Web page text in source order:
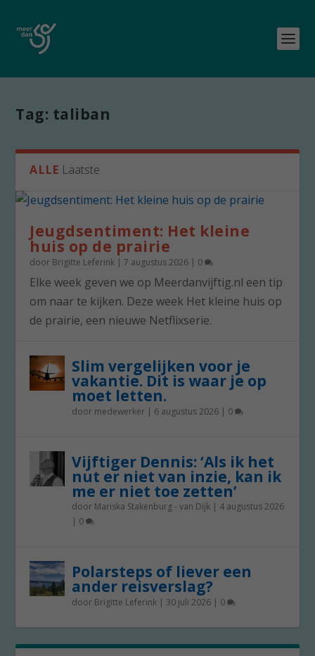
Tag: taliban
ALLE Laatste
Jeugdsentiment: Het kleine
huis op de prairie
door Brigitte Leferink |7 augustus 2026 | 0
Elke week geven we op Meerdanvijftig.nl een tip
om naar te kijken. Deze week Het kleine huis op
de prairie, een nieuwe Netflixserie.
Slim vergelijken voor je
vakantie. Dit is waar je op
moet letten.
door medewerker | 6 augustus 2026 | 0
Vijftiger Dennis: ‘Als ik het
nut er niet van inzie, kan ik
me er niet toe zetten’
door Mariska Stakenburg - van Dijk | 4 augustus 2026
| 0
Polarsteps of liever een
ander reisverslag?
door Brigitte Leferink | 30 juli 2026 | 0